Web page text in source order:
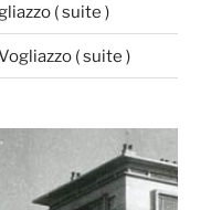
( suite )
( suite )